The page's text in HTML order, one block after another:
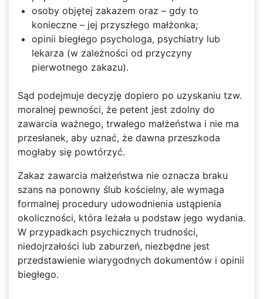
osoby objętej zakazem oraz – gdy to
konieczne – jej przyszłego małżonka;
opinii biegłego psychologa, psychiatry lub
lekarza (w zależności od przyczyny
pierwotnego zakazu).
Sąd podejmuje decyzję dopiero po uzyskaniu tzw.
moralnej pewności, że petent jest zdolny do
zawarcia ważnego, trwałego małżeństwa i nie ma
przesłanek, aby uznać, że dawna przeszkoda
mogłaby się powtórzyć.
Zakaz zawarcia małżeństwa nie oznacza braku
szans na ponowny ślub kościelny, ale wymaga
formalnej procedury udowodnienia ustąpienia
okoliczności, która leżała u podstaw jego wydania.
W przypadkach psychicznych trudności,
niedojrzałości lub zaburzeń, niezbędne jest
przedstawienie wiarygodnych dokumentów i opinii
biegłego.